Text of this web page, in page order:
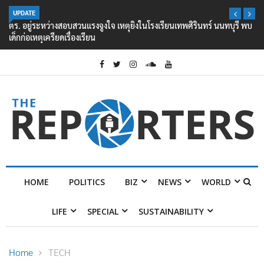
UPDATE
ตร. อยู่ระหว่างสอบสวนแรงจูงใจ เหตุยิงในโรงเรียนเทพศิรินทร์ นนทบุรี พบ
เด็กก่อเหตุเครียดเรื่องเรียน
HOME POLITICS BIZ NEWS WORLD
LIFE SPECIAL SUSTAINABILITY
Home TECH